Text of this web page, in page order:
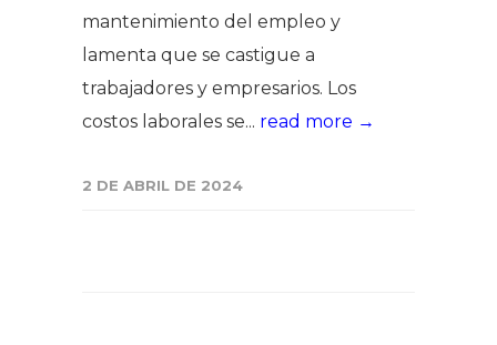
mantenimiento del empleo y
lamenta que se castigue a
trabajadores y empresarios. Los
costos laborales se... read more →
2 DE ABRIL DE 2024